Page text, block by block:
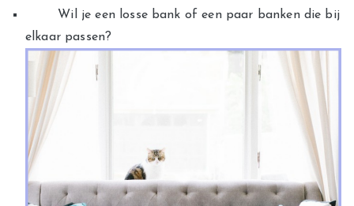
Wil je een losse bank of een paar banken die bij
elkaar passen?